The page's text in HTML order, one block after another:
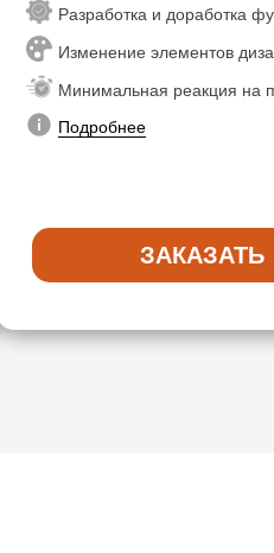
Разработка и доработка
Изменение элементов
Минимальная реакция на
Подробнее
ЗАКАЗАТЬ